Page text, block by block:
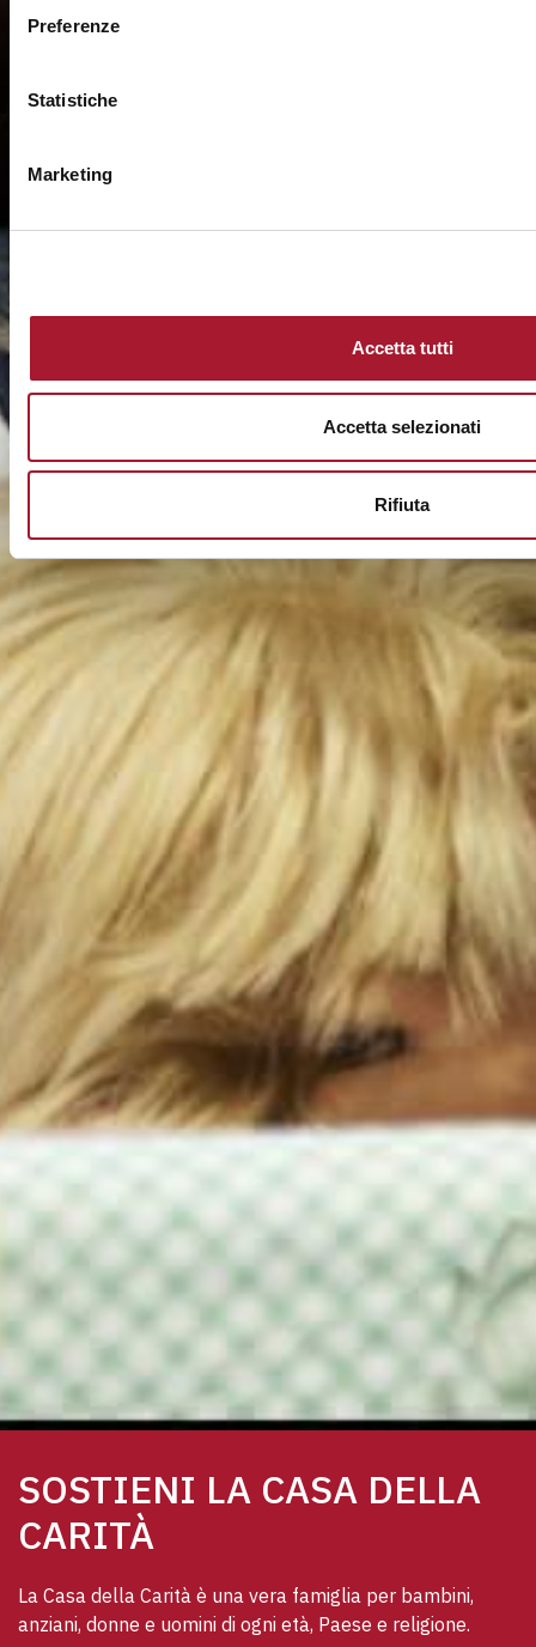
Preferenze
Statistiche
Marketing
Accetta tutti
Accetta selezionati
Rifiuta
SOSTIENI LA CASA DELLA
CARITÀ
La Casa della Carità è una vera famiglia per bambini,
anziani, donne e uomini di ogni età, Paese e religione.